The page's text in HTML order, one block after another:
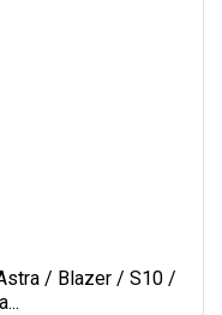
/ Blazer / S10 /